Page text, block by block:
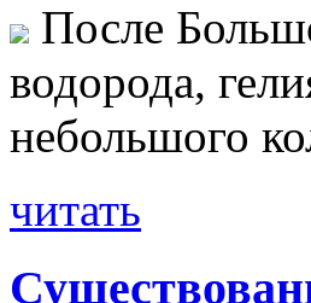
После
водорода,
небольшого
читать